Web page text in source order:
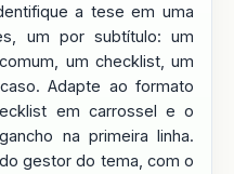
a tese em uma
um por subtítulo: um
um checklist, um
Adapte ao formato
em carrossel e o
na primeira linha.
gestor do tema, com o